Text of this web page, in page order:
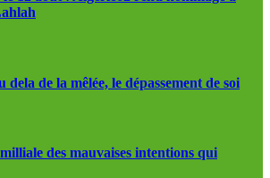
de la mêlée, le dépassement de soi
des mauvaises intentions qui